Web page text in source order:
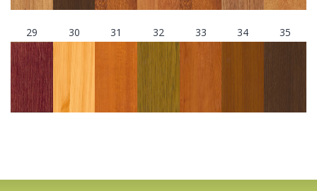
29 30 31 32 33 34 35